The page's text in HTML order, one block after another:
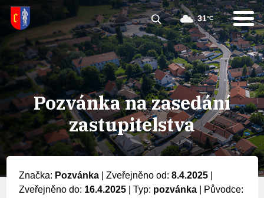
31°C
Pozvánka na zasedání
zastupitelstva
Značka: Pozvánka Zveřejněno od: 8.4.2025
Zveřejněno do: 16.4.2025 Typ: pozvánka
Původce: